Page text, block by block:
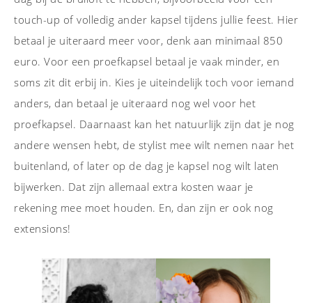
touch-up of volledig ander kapsel tijdens jullie feest. Hier
betaal je uiteraard meer voor, denk aan minimaal 850
euro. Voor een proefkapsel betaal je vaak minder, en
soms zit dit erbij in. Kies je uiteindelijk toch voor iemand
anders, dan betaal je uiteraard nog wel voor het
proefkapsel. Daarnaast kan het natuurlijk zijn dat je nog
andere wensen hebt, de stylist mee wilt nemen naar het
buitenland, of later op de dag je kapsel nog wilt laten
bijwerken. Dat zijn allemaal extra kosten waar je
rekening mee moet houden. En, dan zijn er ook nog
extensions!